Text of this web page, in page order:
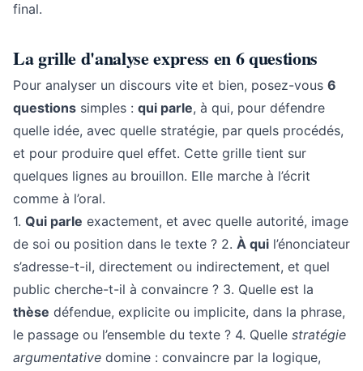
final.
La grille d'analyse express en 6 questions
Pour analyser un discours vite et bien, posez-vous 6
questions simples : qui parle, à qui, pour défendre
quelle idée, avec quelle stratégie, par quels procédés,
et pour produire quel effet. Cette grille tient sur
quelques lignes au brouillon. Elle marche à l’écrit
comme à l’oral.
1. Qui parle exactement, et avec quelle autorité, image
de soi ou position dans le texte ? 2. À qui l’énonciateur
s’adresse-t-il, directement ou indirectement, et quel
public cherche-t-il à convaincre ? 3. Quelle est la
thèse défendue, explicite ou implicite, dans la phrase,
le passage ou l’ensemble du texte ? 4. Quelle stratégie
argumentative domine : convaincre par la logique,